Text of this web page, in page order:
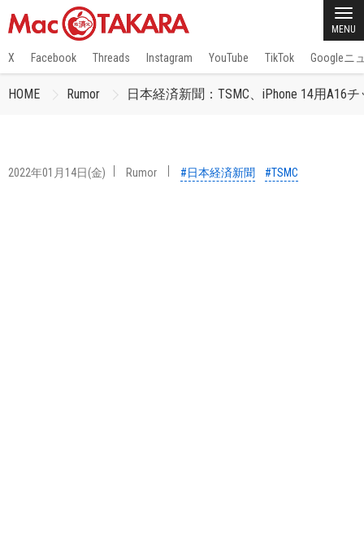
MENU
X Facebook Threads Instagram YouTube TikTok Googleニ
HOME Rumor 日本経済新聞：TSMC、iPhone 14用A16
2022年01月14日(金) Rumor #日本経済新聞 #TSMC